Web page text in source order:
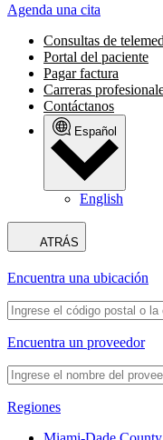
Agenda una cita
Consultas de
Portal del paciente
Pagar factura
Carreras
Contáctanos
Español
English
ATRÁS
Encuentra una ubicación
Encuentra un proveedor
Regiones